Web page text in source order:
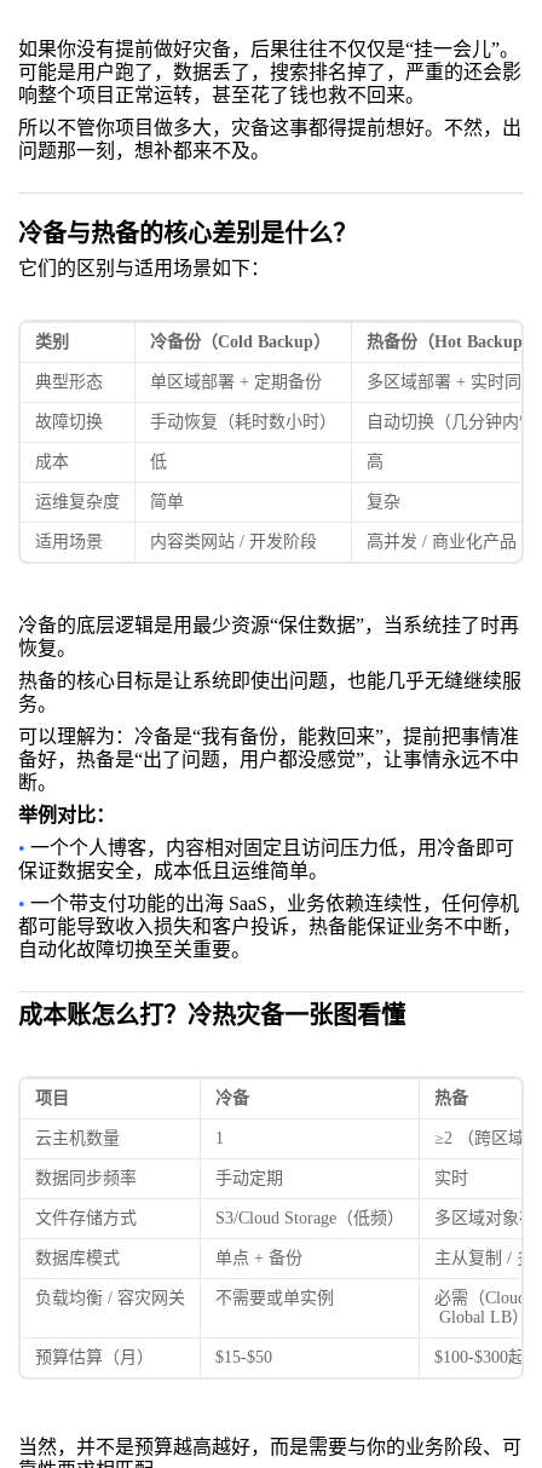
如果你没有提前做好灾备，后果往往不仅仅是“挂一会儿”。
可能是用户跑了，数据丢了，搜索排名掉了，严重的还会影
响整个项目正常运转，甚至花了钱也救不回来。
所以不管你项目做多大，灾备这事都得提前想好。不然，出
问题那一刻，想补都来不及。
冷备与热备的核心差别是什么？
它们的区别与适用场景如下：
类别 冷备份（Cold Backup） 热备份（Hot Backup）
典型形态 单区域部署 + 定期备份 多区域部署 + 实时同步
故障切换 手动恢复（耗时数小时） 自动切换（几分钟内恢
成本 低 高
运维复杂度 简单 复杂
适用场景 内容类网站 / 开发阶段 高并发 / 商业化产品
冷备的底层逻辑是用最少资源“保住数据”，当系统挂了时再
恢复。
热备的核心目标是让系统即使出问题，也能几乎无缝继续服
务。
可以理解为：冷备是“我有备份，能救回来”，提前把事情准
备好，热备是“出了问题，用户都没感觉”，让事情永远不中
断。
举例对比：
• 一个个人博客，内容相对固定且访问压力低，用冷备即可
保证数据安全，成本低且运维简单。
• 一个带支付功能的出海 SaaS，业务依赖连续性，任何停机
都可能导致收入损失和客户投诉，热备能保证业务不中断，
自动化故障切换至关重要。
成本账怎么打？冷热灾备一张图看懂
项目 冷备 热备
云主机数量 1 ≥2 （跨区域）
数据同步频率 手动定期 实时
文件存储方式 S3/Cloud Storage（低频） 多区域对象存
数据库模式 单点 + 备份 主从复制 / 多
负载均衡 / 容灾网关 不需要或单实例
必需（Cloud
Global LB）
预算估算（月） $15-$50 $100-$300起步
当然，并不是预算越高越好，而是需要与你的业务阶段、可